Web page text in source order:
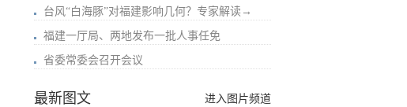
台风“白海豚”对福建影响几何？专家解读→
福建一厅局、两地发布一批人事任免
省委常委会召开会议
进入图片频道
最新图文